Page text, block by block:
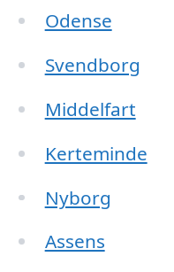
Odense
Svendborg
Middelfart
Kerteminde
Nyborg
Assens